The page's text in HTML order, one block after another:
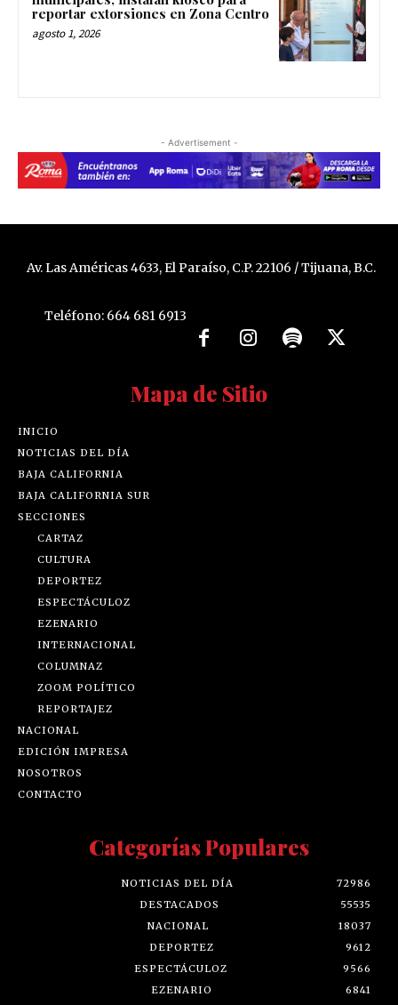
reportar extorsiones en Zona Centro
agosto 1, 2026
- Advertisement -
Av. Las Américas 4633, El Paraíso, C.P. 22106 / Tijuana, B.C.
Teléfono: 664 681 6913
Mapa de Sitio
INICIO
NOTICIAS DEL DÍA
BAJA CALIFORNIA
BAJA CALIFORNIA SUR
SECCIONES
CARTAZ
CULTURA
DEPORTEZ
ESPECTÁCULOZ
EZENARIO
INTERNACIONAL
COLUMNAZ
ZOOM POLÍTICO
REPORTAJEZ
NACIONAL
EDICIÓN IMPRESA
NOSOTROS
CONTACTO
Categorías Populares
NOTICIAS DEL DÍA
72986
DESTACADOS
55535
NACIONAL
18037
DEPORTEZ
9612
ESPECTÁCULOZ
9566
EZENARIO
6841